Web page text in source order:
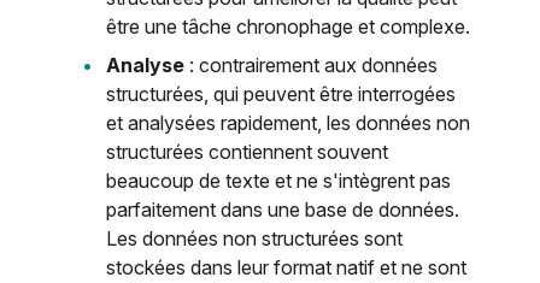
être une tâche chronophage et complexe.
Analyse: contrairement aux données
structurées, qui peuvent être interrogées
et analysées rapidement, les données non
structurées contiennent souvent
beaucoup de texte et ne s'intègrent pas
parfaitement dans une base de données.
Les données non structurées sont
stockées dans leur format natif et ne sont